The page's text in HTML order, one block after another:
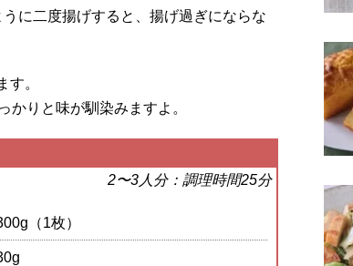
に二度揚げすると、揚げ過ぎにならな
す。
かりと味が馴染みますよ。
2〜3人分：調理時間25分
（1枚）